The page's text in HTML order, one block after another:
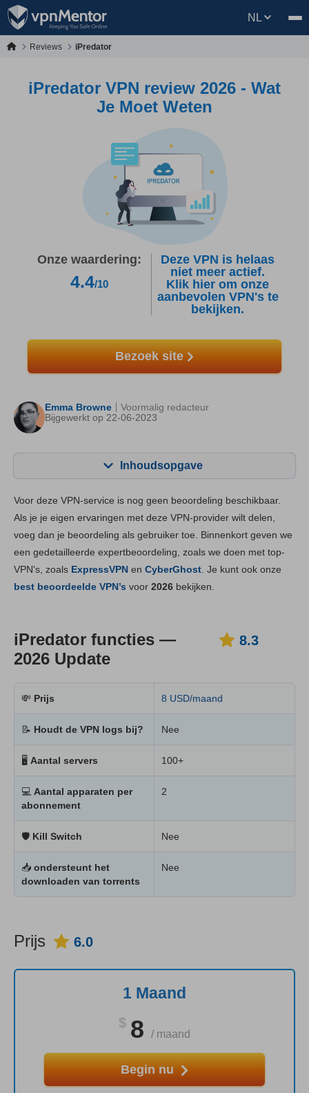
NL
Reviews iPredator
iPredator VPN review 2026 - Wat
Je Moet Weten
Onze waardering:
4.4/10
Deze VPN is helaas
niet meer actief.
Klik hier om onze
aanbevolen VPN's te
bekijken.
Bezoek site
Emma Browne
Bijgewerkt op 22-06-2023
Voormalig redacteur
Inhoudsopgave
Belangrijkste functies 8.3
Installatie en apps 8.9
Betrouwbaarheid & Ondersteuning 8.5
Voor deze VPN-service is nog geen beoordeling beschikbaar.
Als je je eigen ervaringen met deze VPN-provider wilt delen,
voeg dan je beoordeling als gebruiker toe. Binnenkort geven we
een gedetailleerde expertbeoordeling, zoals we doen met top-
VPN's, zoals ExpressVPN en CyberGhost . Je kunt ook onze
best beoordeelde VPN’s voor 2026 bekijken.
iPredator functies —
2026 Update
8.3
💸 Prijs 8 USD/maand
📝 Houdt de VPN logs bij? Nee
🖥 Aantal servers 100+
💻 Aantal apparaten per
abonnement
2
🛡 Kill Switch Nee
📥 ondersteunt het
downloaden van torrents
Nee
Prijs 6.0
1 Maand
$ 8 / maand
Begin nu